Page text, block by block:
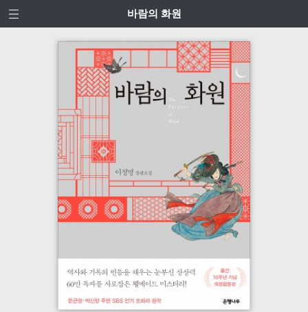
바람의 화원